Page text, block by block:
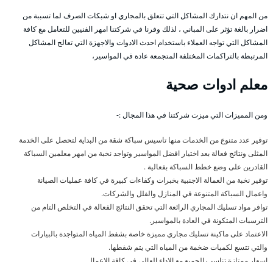
من المهم ان نتدارك المشاكل التي تتعلق بالمجاري او شبكات الصرف لما تسببة من
اضرار بالغة تؤثر على المباني ، لذلك وفرنا في شركتنا امهر الفنيين للتعامل مع كافة
المشاكل التي تواجه العملاء باستخدام احدث الادوات والاجهزة التي تعالج المشاكل
المرتبطة بالتراكمات المختلفة المتجمعة عادة في المواسير،
معلم ادوات صحية
ومن المميزات التي ميزت شركتنا في هذا المجال :-
توفير عدد متنوع من الخدمات منها تاسيس سباكة شقة من البداية لتحصل على الخدمة
المثلى ونتائج فعالة بعد اختيار افضل المواسير وتواجد نخبة من امهر معلمين السباكة
القادرين على وضع خطط السباكة بفعالية .
توفير نخبة من العمالة الاجنبية بخبرات وكفاءات كبيرة في كافة عمليات الصيانة
واعمال السباكة المتنوعة في المنازل والفلل والشركات.
توافر مواد تسليك المجاري الرائعة التي تحقق النتائج الفعالة في التخلص التام من
الترسبات المتكونة في العادة بالمواسير.
الاعتماد على ماكينة تسليك مجاري مميزة خاصة بشفط المياه المتواجدة بالبيارات
والتي تتسع لكميات ضخمة من المياه التي يتم شفطها.